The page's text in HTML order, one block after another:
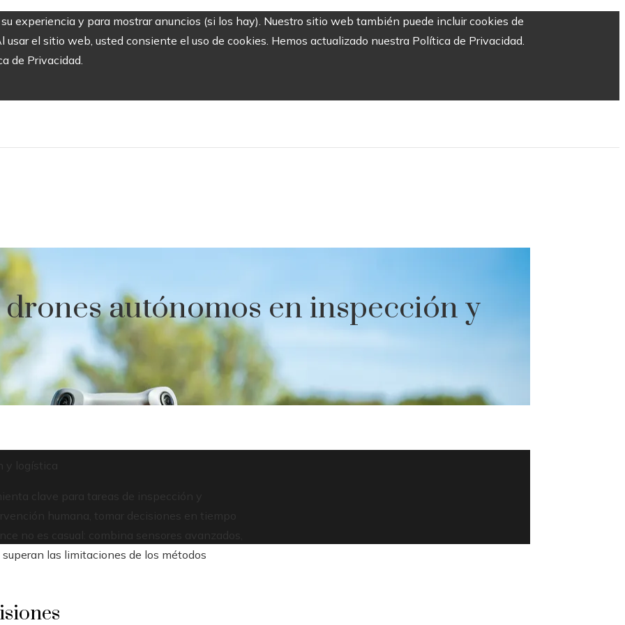
experiencia y para mostrar anuncios (si los hay). Nuestro sitio web también puede incluir cookies de
el sitio web, usted consiente el uso de cookies. Hemos actualizado nuestra Política de Privacidad.
de Privacidad.
autónomos en inspección y
logística
clave para tareas de inspección y
humana, tomar decisiones en tiempo
no es casual: combina sensores avanzados,
las limitaciones de los métodos